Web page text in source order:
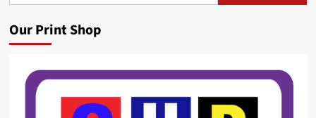
Our Print Shop